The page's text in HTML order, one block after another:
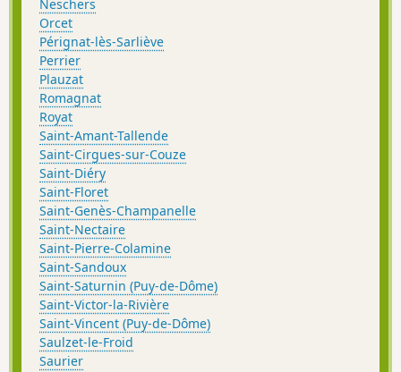
Neschers
Orcet
Pérignat-lès-Sarliève
Perrier
Plauzat
Romagnat
Royat
Saint-Amant-Tallende
Saint-Cirgues-sur-Couze
Saint-Diéry
Saint-Floret
Saint-Genès-Champanelle
Saint-Nectaire
Saint-Pierre-Colamine
Saint-Sandoux
Saint-Saturnin (Puy-de-Dôme)
Saint-Victor-la-Rivière
Saint-Vincent (Puy-de-Dôme)
Saulzet-le-Froid
Saurier